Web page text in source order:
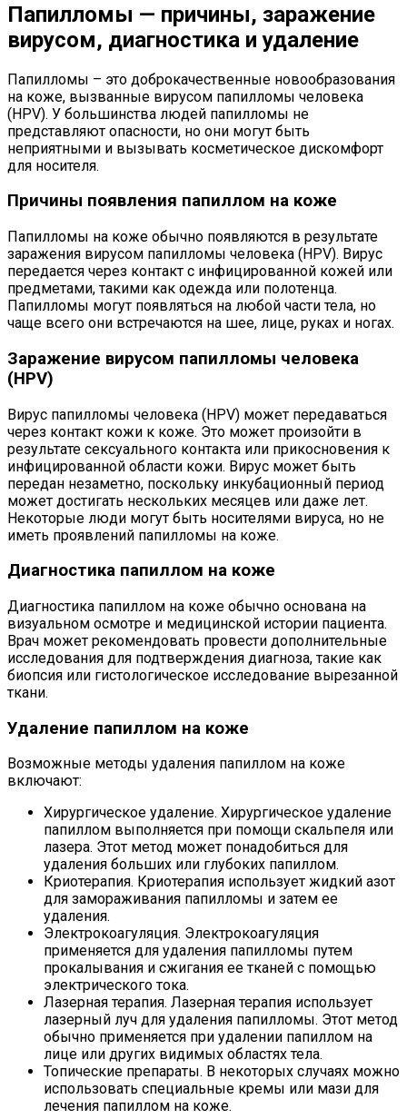
Папилломы — причины, заражение
вирусом, диагностика и удаление
Папилломы – это доброкачественные новообразования
на коже, вызванные вирусом папилломы человека
(HPV). У большинства людей папилломы не
представляют опасности, но они могут быть
неприятными и вызывать косметическое дискомфорт
для носителя.
Причины появления папиллом на коже
Папилломы на коже обычно появляются в результате
заражения вирусом папилломы человека (HPV). Вирус
передается через контакт с инфицированной кожей или
предметами, такими как одежда или полотенца.
Папилломы могут появляться на любой части тела, но
чаще всего они встречаются на шее, лице, руках и ногах.
Заражение вирусом папилломы человека
(HPV)
Вирус папилломы человека (HPV) может передаваться
через контакт кожи к коже. Это может произойти в
результате сексуального контакта или прикосновения к
инфицированной области кожи. Вирус может быть
передан незаметно, поскольку инкубационный период
может достигать нескольких месяцев или даже лет.
Некоторые люди могут быть носителями вируса, но не
иметь проявлений папилломы на коже.
Диагностика папиллом на коже
Диагностика папиллом на коже обычно основана на
визуальном осмотре и медицинской истории пациента.
Врач может рекомендовать провести дополнительные
исследования для подтверждения диагноза, такие как
биопсия или гистологическое исследование вырезанной
ткани.
Удаление папиллом на коже
Возможные методы удаления папиллом на коже
включают:
Хирургическое удаление. Хирургическое удаление
папиллом выполняется при помощи скальпеля или
лазера. Этот метод может понадобиться для
удаления больших или глубоких папиллом.
Криотерапия. Криотерапия использует жидкий азот
для замораживания папилломы и затем ее
удаления.
Электрокоагуляция. Электрокоагуляция
применяется для удаления папилломы путем
прокалывания и сжигания ее тканей с помощью
электрического тока.
Лазерная терапия. Лазерная терапия использует
лазерный луч для удаления папилломы. Этот метод
обычно применяется при удалении папиллом на
лице или других видимых областях тела.
Топические препараты. В некоторых случаях можно
использовать специальные кремы или мази для
лечения папиллом на коже.